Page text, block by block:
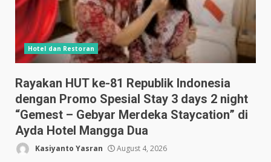
Hotel dan Restoran
Rayakan HUT ke-81 Republik Indonesia
dengan Promo Spesial Stay 3 days 2 night
“Gemest – Gebyar Merdeka Staycation” di
Ayda Hotel Mangga Dua
Kasiyanto Yasran August 4, 2026